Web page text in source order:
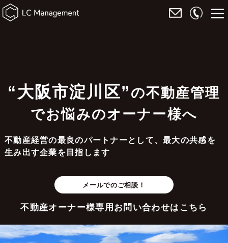
“大阪市淀川区” の不動産管理
でお悩みのオーナー様へ
不動産経営の最良のパートナーとして、最大の共感を
生み出す企業を目指します
メールでのご相談！
不動産オーナー様専用お問い合わせはこちら